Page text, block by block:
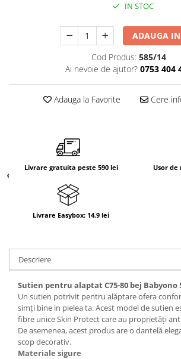
IN STOC
ADAUGA IN
Cod Produs: 585/14
Ai nevoie de ajutor? 0753 404
Adauga la Favorite Cere
Livrare gratuita peste 590 lei Usor de
Livrare Easybox: 14.9 lei
Descriere
Sutien pentru alaptat C75-80 bej Babyono
Un sutien potrivit pentru alăptare ofera
simți bine in pielea ta. Acest model de sutien
fibre unice Skin Protect care au proprietăți
De asemenea, acest produs are o dantelă
scop decorativ.
Materiale sigure